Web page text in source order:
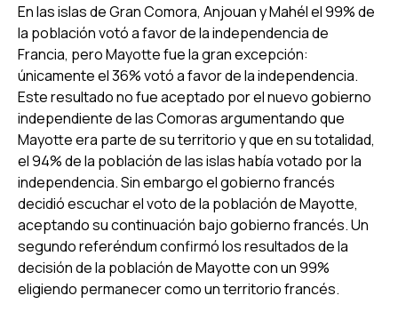
En las islas de Gran Comora, Anjouan y Mahél el 99% de
la población votó a favor de la independencia de
Francia, pero Mayotte fue la gran excepción:
únicamente el 36% votó a favor de la independencia.
Este resultado no fue aceptado por el nuevo gobierno
independiente de las Comoras argumentando que
Mayotte era parte de su territorio y que en su totalidad,
el 94% de la población de las islas había votado por la
independencia. Sin embargo el gobierno francés
decidió escuchar el voto de la población de Mayotte,
aceptando su continuación bajo gobierno francés. Un
segundo referéndum confirmó los resultados de la
decisión de la población de Mayotte con un 99%
eligiendo permanecer como un territorio francés.